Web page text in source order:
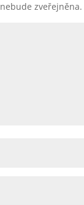
zveřejněna.